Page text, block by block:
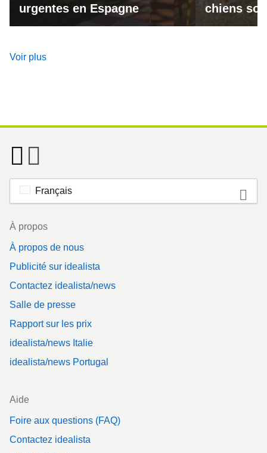
urgentes en Espagne
chiens
Voir plus
Français
Footer
À propos
À propos de nous
Publicité sur idealista
Contactez idealista/news
Salle de presse
Rapport sur les prix
idealista/news Italie
idealista/news Portugal
Aide
Foire aux questions (FAQ)
Contactez idealista